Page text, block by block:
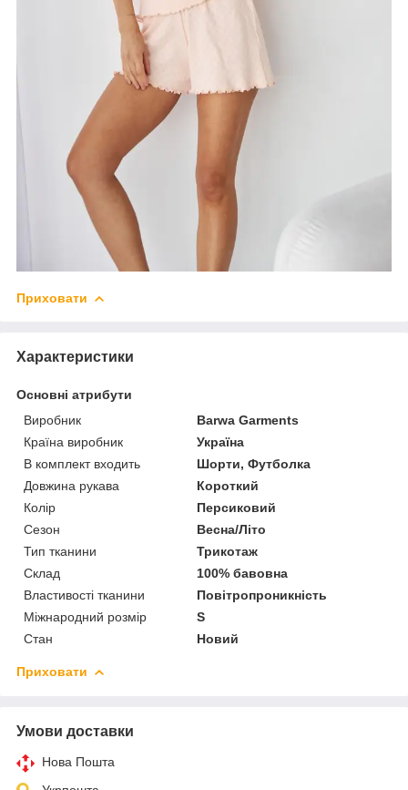
Приховати
Характеристики
Основні атрибути
Виробник
Barwa Garments
Країна виробник
Україна
В комплект входить
Шорти, Футболка
Довжина рукава
Короткий
Колір
Персиковий
Сезон
Весна/Літо
Тип тканини
Трикотаж
Склад
100% бавовна
Властивості тканини
Повітропроникність
Міжнародний розмір
S
Стан
Новий
Приховати
Умови доставки
Нова Пошта